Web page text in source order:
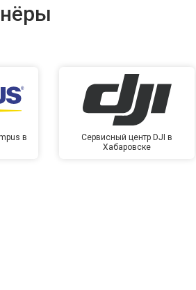
в
Сервисный центр DJI в
Хабаровске